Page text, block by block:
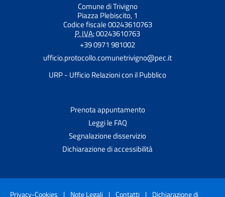
Comune di Trivigno
Piazza Plebiscito, 1
Codice fiscale 00243610763
P. IVA:00243610763
+39 0971 981002
ufficio.protocollo.comunetrivigno@pec.it
URP - Ufficio Relazioni con il Pubblico
Prenota appuntamento
Leggi le FAQ
Segnalazione disservizio
Dichiarazione di accessibilità
Privacy-Cookies | Note Legali | Contatti | Dichiarazione di